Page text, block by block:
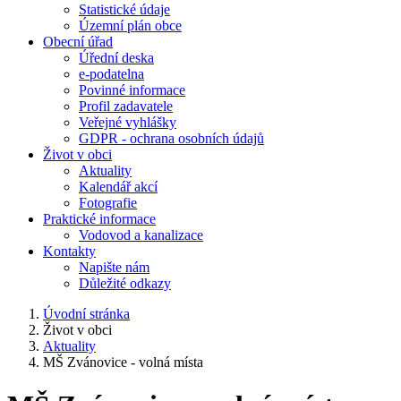
Statistické údaje
Územní plán obce
Obecní úřad
Úřední deska
e-podatelna
Povinné informace
Profil zadavatele
Veřejné vyhlášky
GDPR - ochrana osobních údajů
Život v obci
Aktuality
Kalendář akcí
Fotografie
Praktické informace
Vodovod a kanalizace
Kontakty
Napište nám
Důležité odkazy
Úvodní stránka
Život v obci
Aktuality
MŠ Zvánovice - volná místa